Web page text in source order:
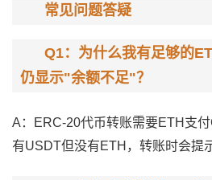
常见问题答疑
Q1：为什么我有足够的
仍显示"余额不足"？
A：ERC-20代币转账需要ETH支
有USDT但没有ETH，转账时会提